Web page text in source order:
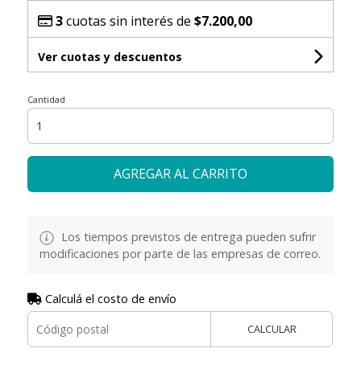
3cuotas sin interés de $7.200,00
Ver cuotas y descuentos
Cantidad
AGREGAR AL CARRITO
Los tiempos previstos de entrega pueden sufrir
modificaciones por parte de las empresas de correo.
Calculá el costo de envío
CALCULAR